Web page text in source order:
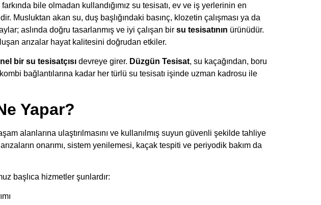
bile olmadan kullandığımız su tesisatı, ev ve iş yerlerinin en
Musluktan akan su, duş başlığındaki basınç, klozetin çalışması ya da
aslında doğru tasarlanmış ve iyi çalışan bir su tesisatının ürünüdür.
arızalar hayat kalitesini doğrudan etkiler.
bir su tesisatçısıdevreye girer. Düzgün Tesisat, su kaçağından, boru
bağlantılarına kadar her türlü su tesisatı işinde uzman kadrosu ile
Yapar?
alanlarına ulaştırılmasını ve kullanılmış suyun güvenli şekilde tahliye
onarımı, sistem yenilemesi, kaçak tespiti ve periyodik bakım da
başlıca hizmetler şunlardır: